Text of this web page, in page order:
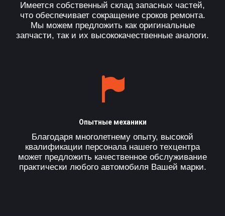
Имеется собственный склад запасных частей,
что обеспечивает сокращение сроков ремонта.
Мы можем предложить как оригинальные
запчасти, так и их высококачественные аналоги.
Опытные механики
Благодаря многолетнему опыту, высокой
квалификации персонала нашего техцентра
может предложить качественное обслуживание
практически любого автомобиля Вашей марки.